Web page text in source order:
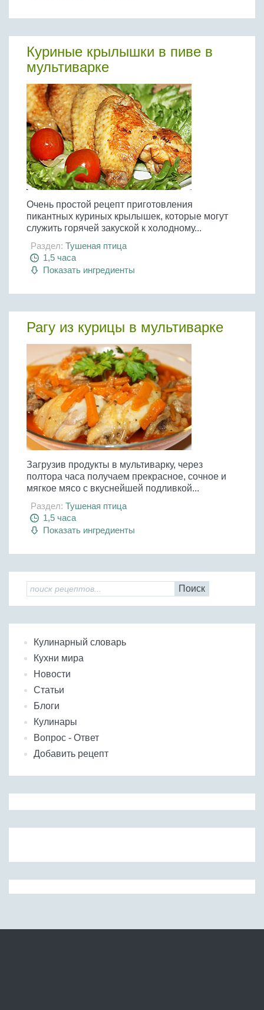
Куриные крылышки в пиве в
мультиварке
Очень простой рецепт приготовления
пикантных куриных крылышек, которые могут
служить горячей закуской к холодному...
Раздел: Тушеная птица
1,5 часа
Показать ингредиенты
Рагу из курицы в мультиварке
Загрузив продукты в мультиварку, через
полтора часа получаем прекрасное, сочное и
мягкое мясо с вкуснейшей подливкой...
Раздел: Тушеная птица
1,5 часа
Показать ингредиенты
Поиск
Кулинарный словарь
Кухни мира
Новости
Статьи
Блоги
Кулинары
Вопрос - Ответ
Добавить рецепт